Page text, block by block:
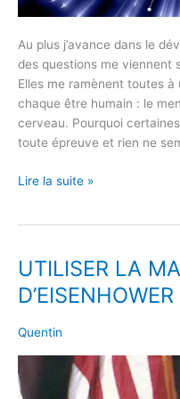
Au plus j’avance dans le
des questions me viennent
Elles me ramènent toutes
chaque être humain : le
cerveau. Pourquoi
toute épreuve et rien ne
Lire la suite »
UTILISER LA
D’EISENHOWER
Quentin
UTILISER
LA
MATRICE
D’EISENHOWER